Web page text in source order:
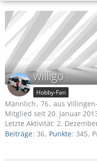
willigo
Hobby-Fan
Männlich 76 aus
Mitglied seit 20. Januar
Letzte Aktivität: 2.
Beiträge 36 Punkte 345